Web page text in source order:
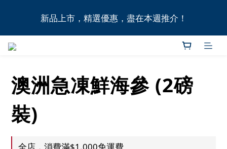
全港11間門市自取無門檻，買滿HK$1,000即享本地免
費送貨上門服務！
新品上市，精選優惠，盡在本週推介！
全港11間門市自取無門檻，買滿HK$1,000即享本地免
澳洲急凍鮮海參 (2磅
裝)